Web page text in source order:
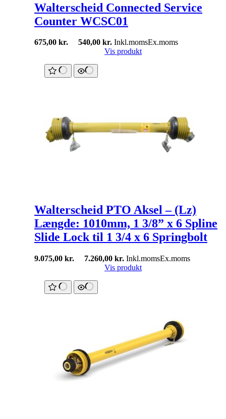
Walterscheid Connected Service
Counter WCSC01
675,00 kr. 540,00 kr. Inkl.momsEx.moms
Vis produkt
Walterscheid PTO Aksel – (Lz)
Længde: 1010mm, 1 3/8” x 6 Spline
Slide Lock til 1 3/4 x 6 Springbolt
9.075,00 kr. 7.260,00 kr. Inkl.momsEx.moms
Vis produkt